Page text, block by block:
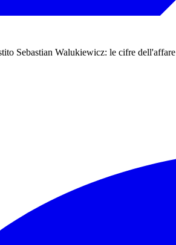
Sebastian Walukiewicz: le cifre dell'affare